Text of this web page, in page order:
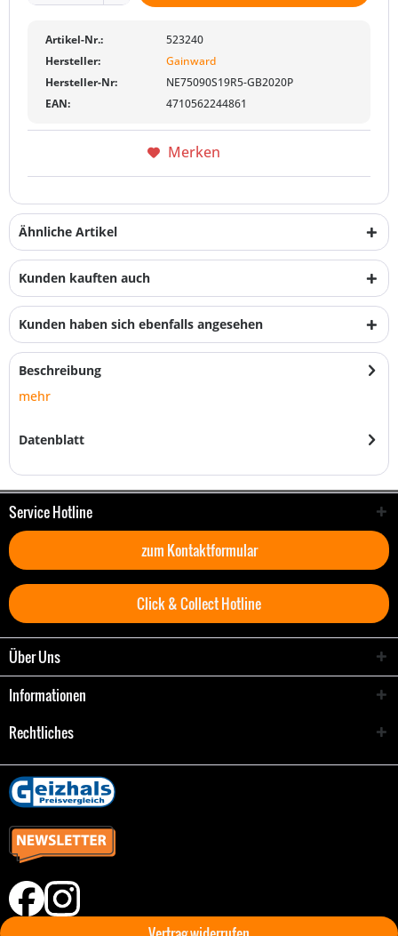
Artikel-Nr.:
523240
Hersteller:
Gainward
Hersteller-Nr:
NE75090S19R5-GB2020P
EAN:
4710562244861
Merken
Ähnliche Artikel
Kunden kauften auch
Kunden haben sich ebenfalls angesehen
Beschreibung
mehr
Datenblatt
Service Hotline
zum Kontaktformular
Click & Collect Hotline
Über Uns
Informationen
Rechtliches